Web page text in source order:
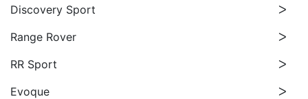
Discovery Sport
Range Rover
RR Sport
Evoque